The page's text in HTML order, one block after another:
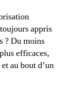
appris
? Du moins
efficaces,
au bout d’un